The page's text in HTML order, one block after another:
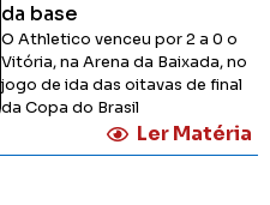
da base
O Athletico venceu por 2 a 0 o
Vitória, na Arena da Baixada, no
jogo de ida das oitavas de final
da Copa do Brasil
Ler Matéria